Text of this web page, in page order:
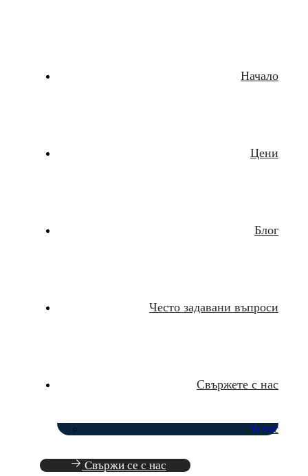
Начало
Цени
Блог
Често задавани въпроси
Свържете с нас
За нас
Свържи се с нас